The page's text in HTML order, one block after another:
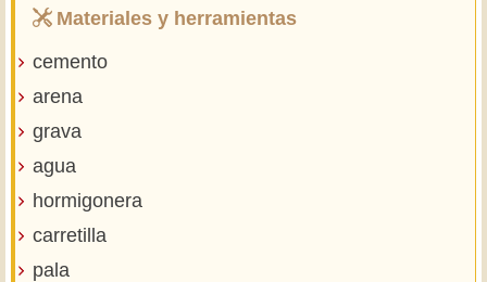
Materiales y herramientas
cemento
arena
grava
agua
hormigonera
carretilla
pala